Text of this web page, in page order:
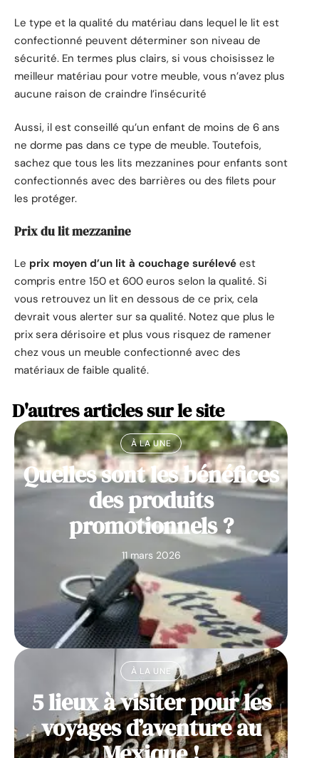
Le type et la qualité du matériau dans lequel le lit est
confectionné peuvent déterminer son niveau de
sécurité. En termes plus clairs, si vous choisissez le
meilleur matériau pour votre meuble, vous n’avez plus
aucune raison de craindre l’insécurité
Aussi, il est conseillé qu’un enfant de moins de 6 ans
ne dorme pas dans ce type de meuble. Toutefois,
sachez que tous les lits mezzanines pour enfants sont
confectionnés avec des barrières ou des filets pour
les protéger.
Prix du lit mezzanine
Le prix moyen d’un lit à couchage surélevé est
compris entre 150 et 600 euros selon la qualité. Si
vous retrouvez un lit en dessous de ce prix, cela
devrait vous alerter sur sa qualité. Notez que plus le
prix sera dérisoire et plus vous risquez de ramener
chez vous un meuble confectionné avec des
matériaux de faible qualité.
D'autres articles sur le site
À LA UNE
Quelles sont les bénéfices
des produits
promotionnels ?
11 mars 2026
À LA UNE
5 lieux à visiter pour les
voyages d’aventure au